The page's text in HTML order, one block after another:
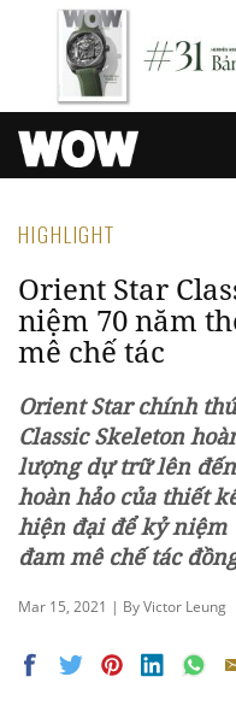
HIGHLIGHT
Orient Star
niệm 70 năm
mê chế tác
Orient Star chính
Classic Skeleton
lượng dự trữ lên
hoàn hảo của thiết
hiện đại để kỷ niệm
đam mê chế tác
Mar 15, 2021 | By Victor Leung